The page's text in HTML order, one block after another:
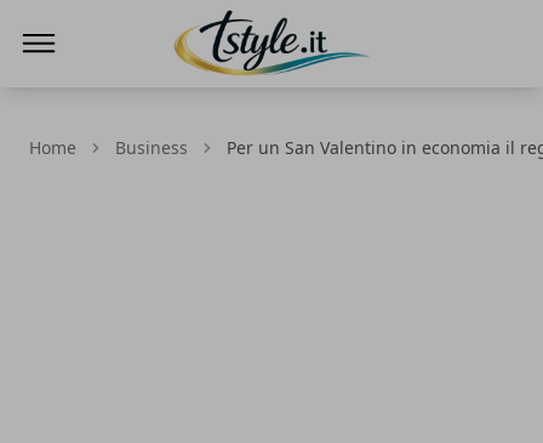
Home Business Per un San Valentino in economia il